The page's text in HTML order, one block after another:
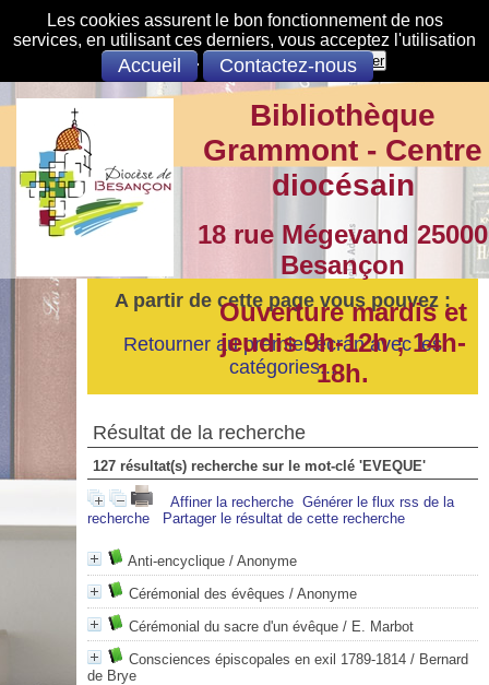
Les cookies assurent le bon fonctionnement de nos
services, en utilisant ces derniers, vous acceptez l'utilisation
des cookies.
S'opposer Accepter
Accueil Contactez-nous
A partir de cette page vous pouvez :
Retourner au premier écran avec les
catégories...
Résultat de la recherche
127 résultat(s) recherche sur le mot-clé 'EVEQUE'
Affiner la recherche Générer le flux rss de la
recherche
Partager le résultat de cette recherche
Anti-encyclique/ Anonyme
Cérémonial des évêques / Anonyme
Cérémonial du sacre d'un évêque/ E. Marbot
Consciences épiscopales en exil 1789-1814/ Bernard
de Brye
Bibliothèque
Grammont - Centre
diocésain
18 rue Mégevand 25000
Besançon
Ouverture mardis et
jeudis 9h-12h ; 14h-
18h.